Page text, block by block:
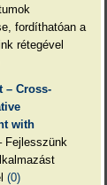
fordíthatóan a
rétegével
– Cross-
with
Fejlesszünk
(0)